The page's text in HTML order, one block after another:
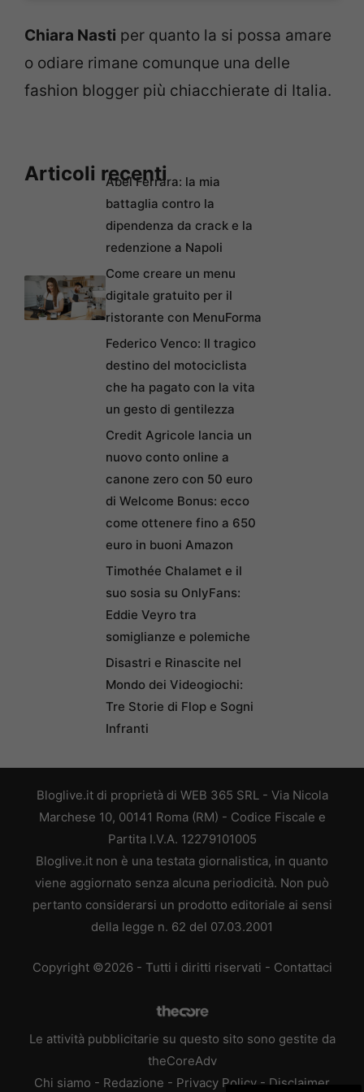
Chiara Nasti per quanto la si possa amare
o odiare rimane comunque una delle
fashion blogger più chiacchierate di Italia.
Articoli recenti
Abel Ferrara: la mia
battaglia contro la
dipendenza da crack e la
redenzione a Napoli
Come creare un menu
digitale gratuito per il
ristorante con MenuForma
Federico Venco: Il tragico
destino del motociclista
che ha pagato con la vita
un gesto di gentilezza
Credit Agricole lancia un
nuovo conto online a
canone zero con 50 euro
di Welcome Bonus: ecco
come ottenere fino a 650
euro in buoni Amazon
Timothée Chalamet e il
suo sosia su OnlyFans:
Eddie Veyro tra
somiglianze e polemiche
Disastri e Rinascite nel
Mondo dei Videogiochi:
Tre Storie di Flop e Sogni
Infranti
Bloglive.it di proprietà di WEB 365 SRL - Via Nicola
Marchese 10, 00141 Roma (RM) - Codice Fiscale e
Partita I.V.A. 12279101005
Bloglive.it non è una testata giornalistica, in quanto
viene aggiornato senza alcuna periodicità. Non può
pertanto considerarsi un prodotto editoriale ai sensi
della legge n. 62 del 07.03.2001
Copyright ©2026 - Tutti i diritti riservati - Contattaci
Le attività pubblicitarie su questo sito sono gestite da
theCoreAdv
Chi siamo - Redazione - Privacy Policy - Disclaimer